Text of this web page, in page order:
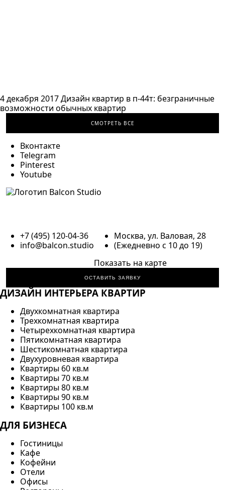
4 декабря 2017Дизайн квартир в п-44т: безграничные
возможности обычных квартир
СМОТРЕТЬ ВСЕ
Вконтакте
Telegram
Pinterest
Youtube
+7 (495) 120-04-36
info@balcon.studio
Москва, ул. Валовая, 28
(Ежедневно с 10 до 19)
Показать на карте
ОСТАВИТЬ ЗАЯВКУ
ДИЗАЙН ИНТЕРЬЕРА КВАРТИР
Двухкомнатная квартира
Трехкомнатная квартира
Четырехкомнатная квартира
Пятикомнатная квартира
Шестикомнатная квартира
Двухуровневая квартира
Квартиры 60 кв.м
Квартиры 70 кв.м
Квартиры 80 кв.м
Квартиры 90 кв.м
Квартиры 100 кв.м
ДЛЯ БИЗНЕСА
Гостиницы
Кафе
Кофейни
Отели
Офисы